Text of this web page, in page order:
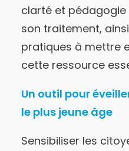
clarté et pédagogie
son traitement,
pratiques à mettre
cette ressource
Un outil pour
le plus jeune âge
Sensibiliser les